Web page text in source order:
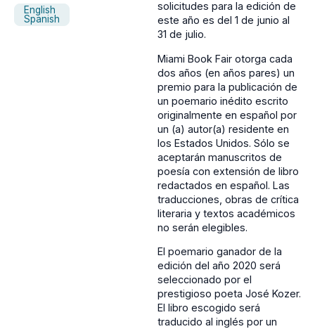
English
Spanish
solicitudes para la edición de
este año es del 1 de junio al
31 de julio.
Miami Book Fair otorga cada
dos años (en años pares) un
premio para la publicación de
un poemario inédito escrito
originalmente en español por
un (a) autor(a) residente en
los Estados Unidos. Sólo se
aceptarán manuscritos de
poesía con extensión de libro
redactados en español. Las
traducciones, obras de crítica
literaria y textos académicos
no serán elegibles.
El poemario ganador de la
edición del año 2020 será
seleccionado por el
prestigioso poeta José Kozer.
El libro escogido será
traducido al inglés por un